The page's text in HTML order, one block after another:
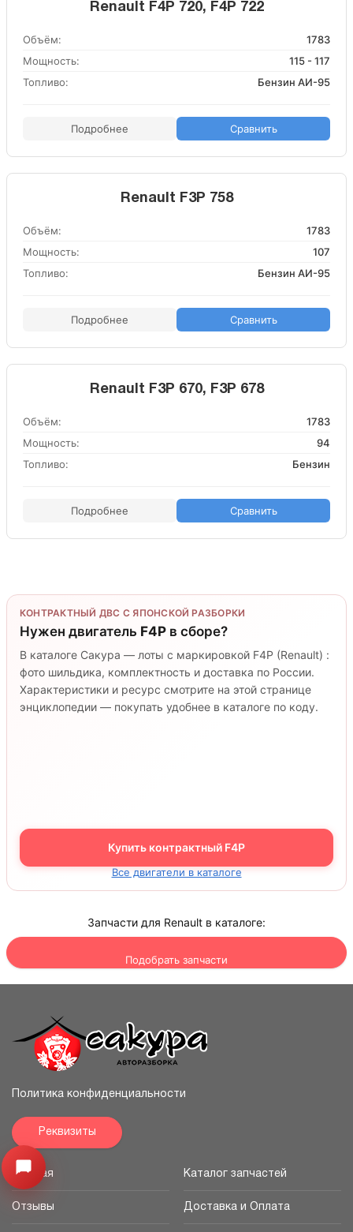
Renault F4P 720, F4P 722
Объём:
1783
Мощность:
115 - 117
Топливо:
Бензин АИ-95
Подробнее Сравнить
Renault F3P 758
Объём:
1783
Мощность:
107
Топливо:
Бензин АИ-95
Подробнее Сравнить
Renault F3P 670, F3P 678
Объём:
1783
Мощность:
94
Топливо:
Бензин
Подробнее Сравнить
КОНТРАКТНЫЙ ДВС С ЯПОНСКОЙ РАЗБОРКИ
Нужен двигатель F4P в сборе?
В каталоге Сакура — лоты с маркировкой F4P (Renault) :
фото шильдика, комплектность и доставка по России.
Характеристики и ресурс смотрите на этой странице
энциклопедии — покупать удобнее в каталоге по коду.
Купить контрактный F4P
Все двигатели в каталоге
Запчасти для Renault в каталоге:
Подобрать запчасти
Узнайте цену запчасти ->
Политика конфиденциальности
Реквизиты
Главная Каталог запчастей
Отзывы Доставка и Оплата